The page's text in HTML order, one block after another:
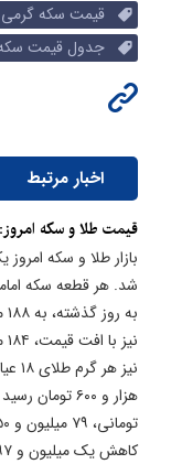
قیمت سکه گرمی
جدول قیمت
اخبار مرتبط
قیمت طلا و سکه امروز‌: یکشنبه